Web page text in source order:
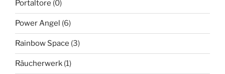
Portaltore (0)
Power Angel (6)
Rainbow Space (3)
Räucherwerk (1)